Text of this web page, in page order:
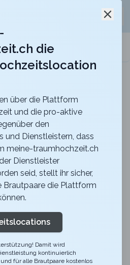
Feier mit einer herrlich
teilen
Kanton Zug liegt die
legen höchsten Fokus auf
durch unsere persönliche Art.
haben wir ein
die
über die Plattform
und die pro-aktive
den
und Dienstleistern, dass
meine-traumhochzeit.ch
Dienstleister
seid, stellt ihr sicher,
Brautpaare die Plattform
Damit wird
kontinuierlich
für alle Brautpaare kostenlos